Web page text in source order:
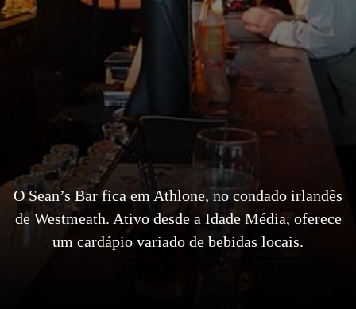
O Sean’s Bar fica em Athlone, no condado irlandês
de Westmeath. Ativo desde a Idade Média, oferece
um cardápio variado de bebidas locais.